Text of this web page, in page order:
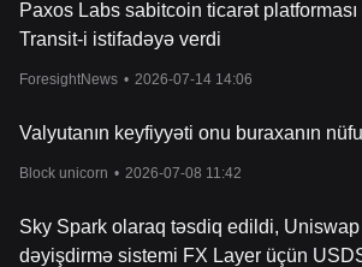
Paxos Labs sabitcoin ticarət
Transit-i istifadəyə verdi
ForesightNews • 2026-07-14 14:06
Valyutanın keyfiyyəti onu buraxanın
Block unicorn • 2026-07-08 11:42
Sky Spark olaraq təsdiq edildi,
dəyişdirmə sistemi FX Layer üçün